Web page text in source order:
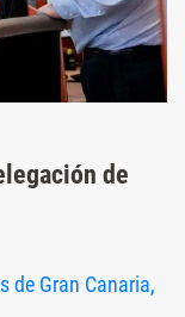
de
de Gran Canaria,